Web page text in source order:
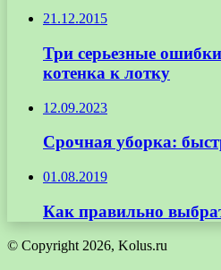
21.12.2015
Три серьезные
котенка к лотку
12.09.2023
Срочная уборка:
01.08.2019
Как правильно
© Copyright 2026, Kolus.ru